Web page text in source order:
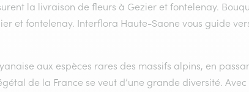
la livraison de fleurs à Gezier et fontelenay.
et fontelenay. Interflora Haute-Saone vous guide
aux espèces rares des massifs alpins, en
de la France se veut d’une grande diversité.